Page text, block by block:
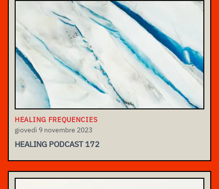
HEALING FREQUENCIES
giovedì 9 novembre 2023
HEALING PODCAST 172